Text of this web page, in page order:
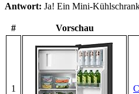
Antwort: Ja! Ein Mini-
# Vorschau
1